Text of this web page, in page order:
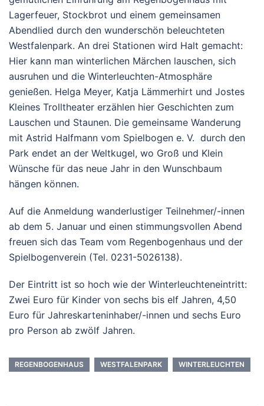
Lagerfeuer, Stockbrot und einem gemeinsamen
Abendlied durch den wunderschön beleuchteten
Westfalenpark. An drei Stationen wird Halt gemacht:
Hier kann man winterlichen Märchen lauschen, sich
ausruhen und die Winterleuchten-Atmosphäre
genießen. Helga Meyer, Katja Lämmerhirt und Jostes
Kleines Trolltheater erzählen hier Geschichten zum
Lauschen und Staunen. Die gemeinsame Wanderung
mit Astrid Halfmann vom Spielbogen e. V. durch den
Park endet an der Weltkugel, wo Groß und Klein
Wünsche für das neue Jahr in den Wunschbaum
hängen können.
Auf die Anmeldung wanderlustiger Teilnehmer/-innen
ab dem 5. Januar und einen stimmungsvollen Abend
freuen sich das Team vom Regenbogenhaus und der
Spielbogenverein (Tel. 0231-5026138).
Der Eintritt ist so hoch wie der Winterleuchteneintritt:
Zwei Euro für Kinder von sechs bis elf Jahren, 4,50
Euro für Jahreskarteninhaber/-innen und sechs Euro
pro Person ab zwölf Jahren.
REGENBOGENHAUS WESTFALENPARK WINTERLEUCHTEN